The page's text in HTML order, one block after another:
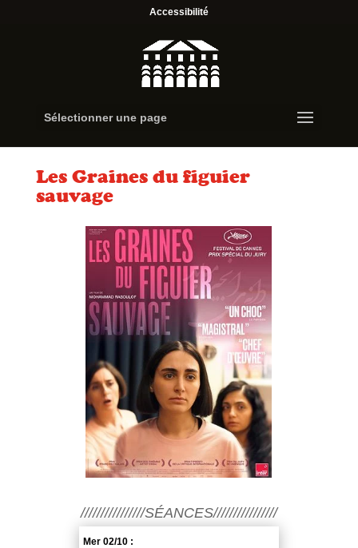
Accessibilité
Sélectionner une page
Les Graines du figuier
sauvage
////////////////SÉANCES////////////////
Mer 02/10 :